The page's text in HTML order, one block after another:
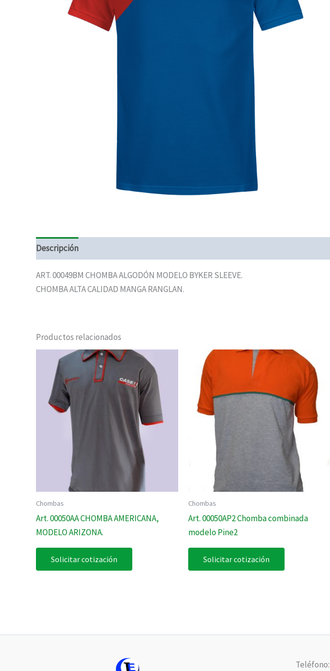
Descripción
ART. 00049BM CHOMBA ALGODÓN MODELO BYKER SLEEVE.
CHOMBA ALTA CALIDAD MANGA RANGLAN.
Productos relacionados
Chombas
Art. 00050AA CHOMBA AMERICANA,
MODELO ARIZONA.
Solicitar cotización
Chombas
Art. 00050AP2 Chomba combinada
modelo Pine2
Solicitar cotización
Teléfono: